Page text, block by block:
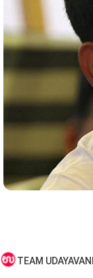
TEAM UDAYAVANI